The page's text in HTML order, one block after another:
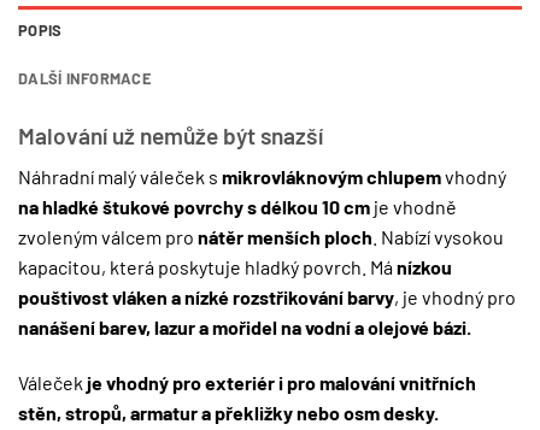
POPIS
DALŠÍ INFORMACE
Malování už nemůže být snazší
Náhradní malý váleček s mikrovláknovým chlupemvhodný
na hladké štukové povrchy s délkou 10 cm je vhodně
zvoleným válcem pro nátěr menších ploch . Nabízí vysokou
kapacitou, která poskytuje hladký povrch. Mánízkou
pouštivost vláken a nízké rozstřikování barvy, je vhodný pro
nanášení barev, lazur a mořidel na vodní a olejové bázi.
Váleček je vhodný pro exteriér i pro malování vnitřních
stěn, stropů, armatur a překližky nebo osm desky.